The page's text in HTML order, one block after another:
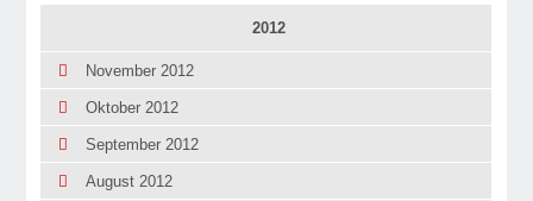
2012
November 2012
Oktober 2012
September 2012
August 2012